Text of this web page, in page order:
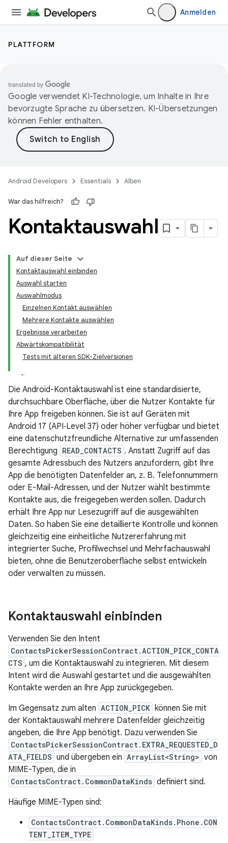
Anmelden
PLATTFORM
Google verwendet KI-Technologie, um Inhalte in Ihre
bevorzugte Sprache zu übersetzen. KI-Übersetzungen
können Fehler enthalten.
Android Developers Essentials Alben
War das hilfreich?
Kontaktauswahl
Auf dieser Seite
Kontaktauswahl einbinden
Auswahl starten
Auswahlmodus
Einzelnen Kontakt auswählen
Mehrere Kontakte auswählen
Ergebnisse verarbeiten
Abwärtskompatibilität
Tests mit älteren SDK-Zielversionen
Die Android-Kontaktauswahl ist eine standardisierte,
durchsuchbare Oberfläche, über die Nutzer Kontakte für
Ihre App freigeben können. Sie ist auf Geräten mit
Android 17 (API‑Level 37) oder höher verfügbar und bietet
eine datenschutzfreundliche Alternative zur umfassenden
Berechtigung READ_CONTACTS . Anstatt Zugriff auf das
gesamte Adressbuch des Nutzers anzufordern, gibt Ihre
App die benötigten Datenfelder an, z. B. Telefonnummern
oder E-Mail-Adressen, und der Nutzer wählt bestimmte
Kontakte aus, die freigegeben werden sollen. Dadurch
erhält Ihre App nur Lesezugriff auf die ausgewählten
Daten. So haben Sie eine detaillierte Kontrolle und können
gleichzeitig eine einheitliche Nutzererfahrung mit
integrierter Suche, Profilwechsel und Mehrfachauswahl
bieten, ohne die Benutzeroberfläche selbst entwickeln
oder verwalten zu müssen.
Kontaktauswahl einbinden
Verwenden Sie den Intent
ContactsPickerSessionContract.ACTION_PICK_CONTA
CTS , um die Kontaktauswahl zu integrieren. Mit diesem
Intent wird die Auswahl gestartet und die ausgewählten
Kontakte werden an Ihre App zurückgegeben.
Im Gegensatz zum alten ACTION_PICK können Sie mit
der Kontaktauswahl mehrere Datenfelder gleichzeitig
angeben, die Ihre App benötigt. Dazu verwenden Sie
ContactsPickerSessionContract.EXTRA_REQUESTED_D
ATA_FIELDS und übergeben ein ArrayList<String> von
MIME-Typen, die in
ContactsContract.CommonDataKinds definiert sind.
Häufige MIME-Typen sind:
ContactsContract.CommonDataKinds.Phone.CON
TENT_ITEM_TYPE